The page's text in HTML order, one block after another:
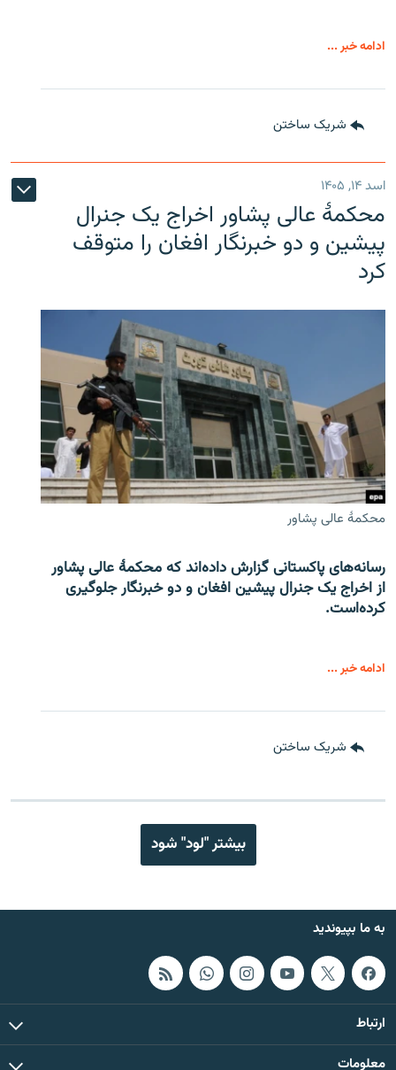
ادامه خبر ...
شریک ساختن
اسد ۱۴, ۱۴۰۵
محکمۀ عالی پشاور اخراج یک جنرال
پیشین و دو خبرنگار افغان را متوقف
کرد
محکمۀ عالی پشاور
رسانه‌های پاکستانی گزارش داده‌اند که محکمۀ عالی پشاور
از اخراج یک جنرال پیشین افغان و دو خبرنگار جلوگیری
کرده‌است.
ادامه خبر ...
شریک ساختن
بیشتر "لود" شود
به ما بپیوندید
ارتباط
معلومات